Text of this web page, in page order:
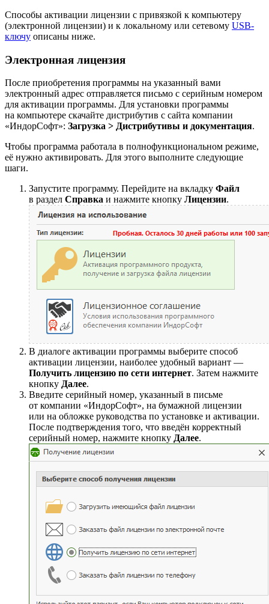
Способы активации лицензии с привязкой к компьютеру
(электронной лицензии) и к локальному или сетевому USB-
ключу описаны ниже.
Электронная лицензия
После приобретения программы на указанный вами
электронный адрес отправляется письмо с серийным номером
для активации программы. Для установки программы
на компьютере скачайте дистрибутив с сайта компании
«ИндорСофт»: Загрузка > Дистрибутивы и документация.
Чтобы программа работала в полнофункциональном режиме,
её нужно активировать. Для этого выполните следующие
шаги.
Запустите программу. Перейдите на вкладку Файл
в раздел Справка и нажмите кнопку Лицензии.
В диалоге активации программы выберите способ
активации лицензии, наиболее удобный вариант —
Получить лицензию по сети интернет. Затем нажмите
кнопку Далее.
Введите серийный номер, указанный в письме
от компании «ИндорСофт», на бумажной лицензии
или на обложке руководства по установке и активации.
После подтверждения того, что введён корректный
серийный номер, нажмите кнопку Далее.